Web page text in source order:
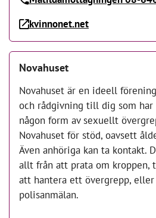
kvinnonet.net
Novahuset
Novahuset är en ideell
och rådgivning till dig som
någon form av sexuellt
Novahuset för stöd, oavsett
Även anhöriga kan ta kontakt.
allt från att prata om kroppen,
att hantera ett övergrepp,
polisanmälan.